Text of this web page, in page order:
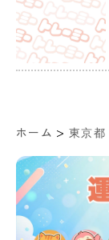
ホーム > 東京都